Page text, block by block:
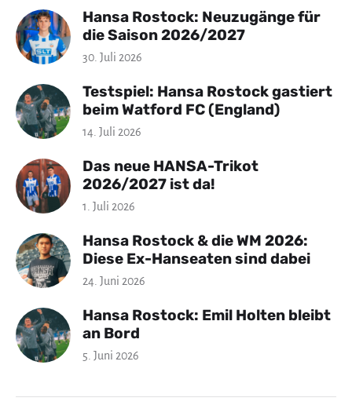
Hansa Rostock: Neuzugänge für
die Saison 2026/2027
30. Juli 2026
Testspiel: Hansa Rostock gastiert
beim Watford FC (England)
14. Juli 2026
Das neue HANSA-Trikot
2026/2027 ist da!
1. Juli 2026
Hansa Rostock & die WM 2026:
Diese Ex-Hanseaten sind dabei
24. Juni 2026
Hansa Rostock: Emil Holten bleibt
an Bord
5. Juni 2026